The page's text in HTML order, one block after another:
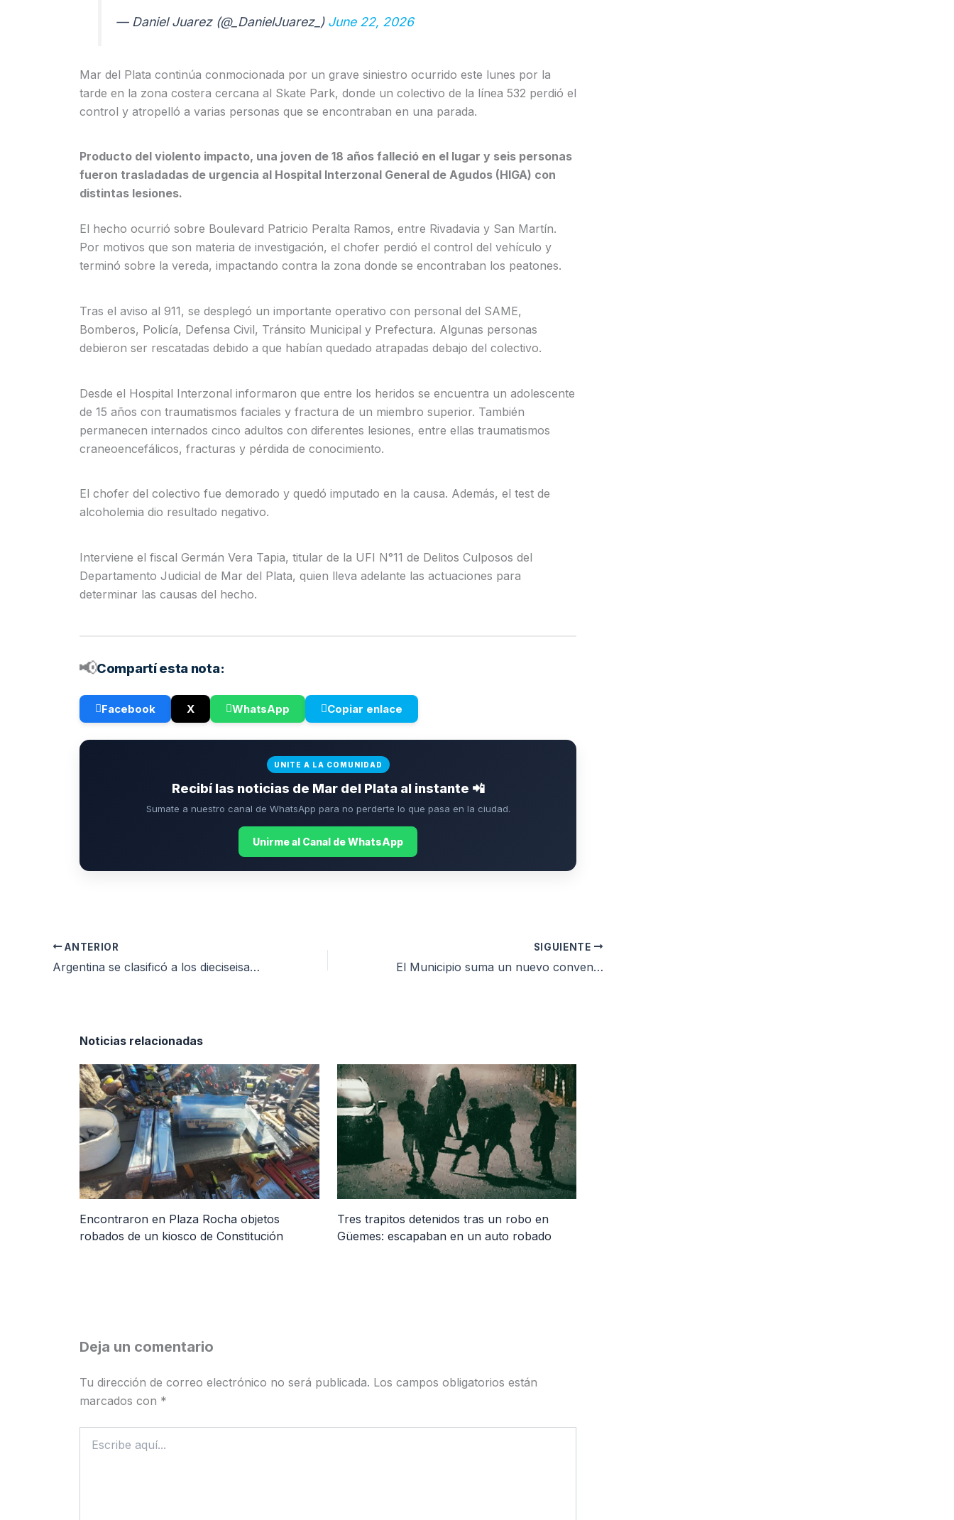
— Daniel Juarez (@_DanielJuarez_) June 22, 2026
Mar del Plata continúa conmocionada por un grave siniestro ocurrido este lunes por la
tarde en la zona costera cercana al Skate Park, donde un colectivo de la línea 532 perdió el
control y atropelló a varias personas que se encontraban en una parada.
Producto del violento impacto, una joven de 18 años falleció en el lugar y seis personas
fueron trasladadas de urgencia al Hospital Interzonal General de Agudos (HIGA) con
distintas lesiones.
El hecho ocurrió sobre Boulevard Patricio Peralta Ramos, entre Rivadavia y San Martín.
Por motivos que son materia de investigación, el chofer perdió el control del vehículo y
terminó sobre la vereda, impactando contra la zona donde se encontraban los peatones.
Tras el aviso al 911, se desplegó un importante operativo con personal del SAME,
Bomberos, Policía, Defensa Civil, Tránsito Municipal y Prefectura. Algunas personas
debieron ser rescatadas debido a que habían quedado atrapadas debajo del colectivo.
Desde el Hospital Interzonal informaron que entre los heridos se encuentra un adolescente
de 15 años con traumatismos faciales y fractura de un miembro superior. También
permanecen internados cinco adultos con diferentes lesiones, entre ellas traumatismos
craneoencefálicos, fracturas y pérdida de conocimiento.
El chofer del colectivo fue demorado y quedó imputado en la causa. Además, el test de
alcoholemia dio resultado negativo.
Interviene el fiscal Germán Vera Tapia, titular de la UFI N°11 de Delitos Culposos del
Departamento Judicial de Mar del Plata, quien lleva adelante las actuaciones para
determinar las causas del hecho.
📢Compartí esta nota:
Facebook X WhatsApp Copiar enlace
UNITE A LA COMUNIDAD
Recibí las noticias de Mar del Plata al instante 📲
Sumate a nuestro canal de WhatsApp para no perderte lo que pasa en la ciudad.
Unirme al Canal de WhatsApp
ANTERIOR
Argentina se clasificó a los dieciseisavos con un Messi histórico
SIGUIENTE
El Municipio suma un nuevo convenio para acompañar la formación de talento local
Noticias relacionadas
Encontraron en Plaza Rocha objetos
robados de un kiosco de Constitución
Tres trapitos detenidos tras un robo en
Güemes: escapaban en un auto robado
Deja un comentario
Tu dirección de correo electrónico no será publicada. Los campos obligatorios están
marcados con *
aquí...